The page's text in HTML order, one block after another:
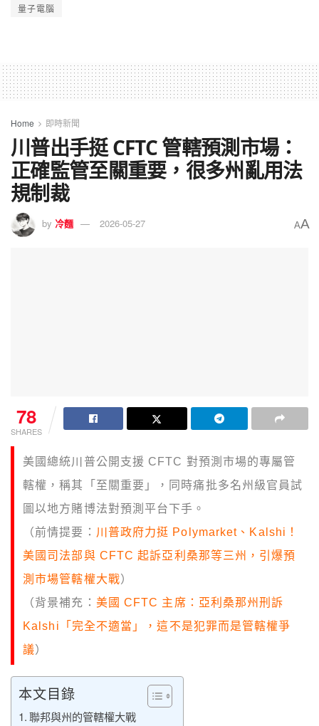
量子電腦
Home 即時新聞
川普出手挺 CFTC 管轄預測市場：
正確監管至關重要，很多州亂用法
規制裁
by 冷麵 2026-05-27 AA
78
SHARES
美國總統川普公開支援 CFTC 對預測市場的專屬管
轄權，稱其「至關重要」，同時痛批多名州級官員試
圖以地方賭博法對預測平台下手。
（前情提要： 川普政府力挺 Polymarket、Kalshi！
美國司法部與 CFTC 起訴亞利桑那等三州，引爆預
測市場管轄權大戰）
（背景補充： 美國 CFTC 主席：亞利桑那州刑訴
Kalshi「完全不適當」，這不是犯罪而是管轄權爭
議）
本文目錄
聯邦與州的管轄權大戰